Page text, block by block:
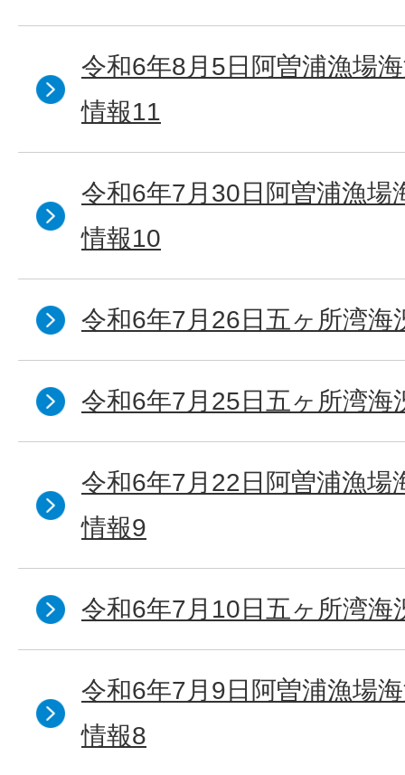
令和6年8月5日阿曽浦漁場
情報11
令和6年7月30日阿曽浦漁場
情報10
令和6年7月26日五ヶ所湾海
令和6年7月25日五ヶ所湾海
令和6年7月22日阿曽浦漁場
情報9
令和6年7月10日五ヶ所湾海
令和6年7月9日阿曽浦漁場
情報8